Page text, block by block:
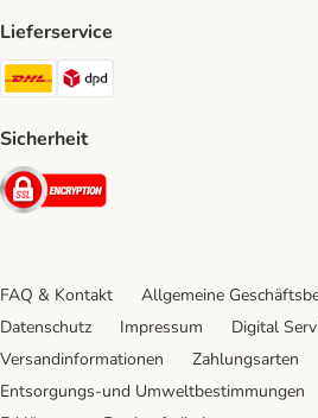
Lieferservice
DHL Shipping Method
Sicherheit
Security
FAQ & Kontakt
Allgemeine
Datenschutz
Impressum
Digital
Versandinformationen
Zahlungsarten
Entsorgungs-und Umweltbestimmungen